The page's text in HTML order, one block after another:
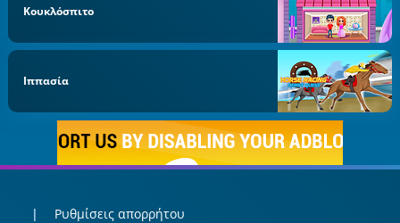
Κουκλόσπιτο
Ιππασία
Ρυθμίσεις απορρήτου